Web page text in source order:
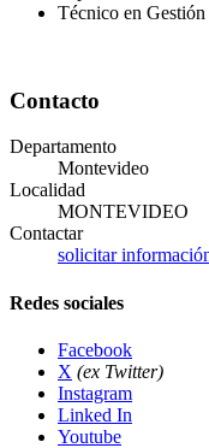
Técnico en
Contacto
Departamento
Montevideo
Localidad
MONTEVIDEO
Contactar
solicitar
Redes sociales
Facebook
X (ex Twitter)
Instagram
Linked In
Youtube